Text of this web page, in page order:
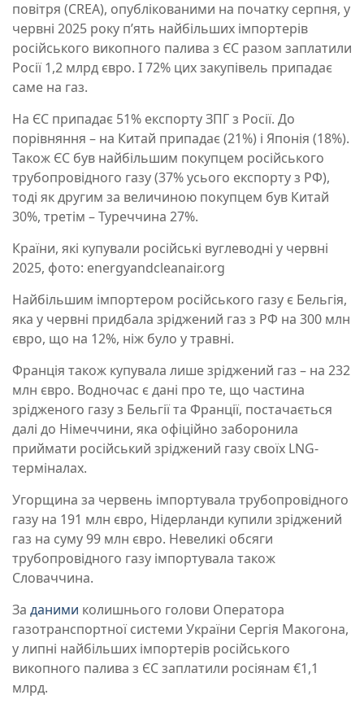
повітря (CREA), опублікованими на початку серпня, у
червні 2025 року п’ять найбільших імпортерів
російського викопного палива з ЄС разом заплатили
Росії 1,2 млрд євро. І 72% цих закупівель припадає
саме на газ.
На ЄС припадає 51% експорту ЗПГ з Росії. До
порівняння – на Китай припадає (21%) і Японія (18%).
Також ЄС був найбільшим покупцем російського
трубопровідного газу (37% усього експорту з РФ),
тоді як другим за величиною покупцем був Китай
30%, третім – Туреччина 27%.
Країни, які купували російські вуглеводні у червні
2025, фото: energyandcleanair.org
Найбільшим імпортером російського газу є Бельгія,
яка у червні придбала зріджений газ з РФ на 300 млн
євро, що на 12%, ніж було у травні.
Франція також купувала лише зріджений газ – на 232
млн євро. Водночас є дані про те, що частина
зрідженого газу з Бельгії та Франції, постачається
далі до Німеччини, яка офіційно заборонила
приймати російський зріджений газу своїх LNG-
терміналах.
Угорщина за червень імпортувала трубопровідного
газу на 191 млн євро, Нідерланди купили зріджений
газ на суму 99 млн євро. Невеликі обсяги
трубопровідного газу імпортувала також
Словаччина.
За даними колишнього голови Оператора
газотранспортної системи України Сергія Макогона,
у липні найбільших імпортерів російського
викопного палива з ЄС заплатили росіянам €1,1
млрд.